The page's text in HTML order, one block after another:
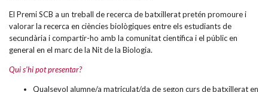
El Premi SCB a un treball de recerca de batxillerat pretén promoure i
valorar la recerca en ciències biològiques entre els estudiants de
secundària i compartir-ho amb la comunitat científica i el públic en
general en el marc de la Nit de la Biologia.
Qui s’hi pot presentar?
Qualsevol alumne/a matriculat/da de segon curs de batxillerat en